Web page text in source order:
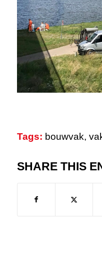
Tags: bouwvak,
SHARE THIS